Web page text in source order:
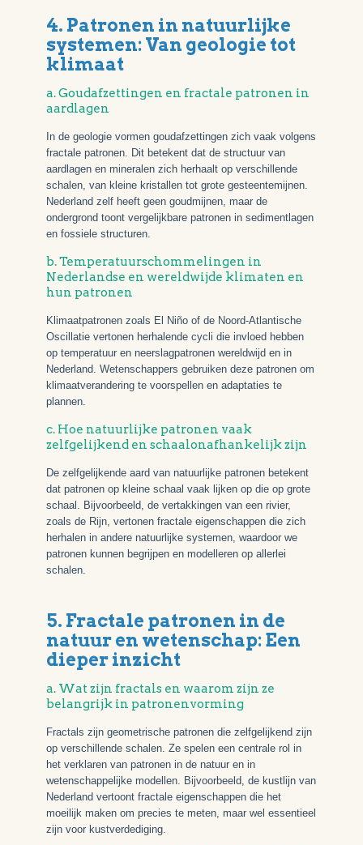
4. Patronen in natuurlijke
systemen: Van geologie tot
klimaat
a. Goudafzettingen en fractale patronen in
aardlagen
In de geologie vormen goudafzettingen zich vaak volgens
fractale patronen. Dit betekent dat de structuur van
aardlagen en mineralen zich herhaalt op verschillende
schalen, van kleine kristallen tot grote gesteentemijnen.
Nederland zelf heeft geen goudmijnen, maar de
ondergrond toont vergelijkbare patronen in sedimentlagen
en fossiele structuren.
b. Temperatuurschommelingen in
Nederlandse en wereldwijde klimaten en
hun patronen
Klimaatpatronen zoals El Niño of de Noord-Atlantische
Oscillatie vertonen herhalende cycli die invloed hebben
op temperatuur en neerslagpatronen wereldwijd en in
Nederland. Wetenschappers gebruiken deze patronen om
klimaatverandering te voorspellen en adaptaties te
plannen.
c. Hoe natuurlijke patronen vaak
zelfgelijkend en schaalonafhankelijk zijn
De zelfgelijkende aard van natuurlijke patronen betekent
dat patronen op kleine schaal vaak lijken op die op grote
schaal. Bijvoorbeeld, de vertakkingen van een rivier,
zoals de Rijn, vertonen fractale eigenschappen die zich
herhalen in andere natuurlijke systemen, waardoor we
patronen kunnen begrijpen en modelleren op allerlei
schalen.
5. Fractale patronen in de
natuur en wetenschap: Een
dieper inzicht
a. Wat zijn fractals en waarom zijn ze
belangrijk in patronenvorming
Fractals zijn geometrische patronen die zelfgelijkend zijn
op verschillende schalen. Ze spelen een centrale rol in
het verklaren van patronen in de natuur en in
wetenschappelijke modellen. Bijvoorbeeld, de kustlijn van
Nederland vertoont fractale eigenschappen die het
moeilijk maken om precies te meten, maar wel essentieel
zijn voor kustverdediging.